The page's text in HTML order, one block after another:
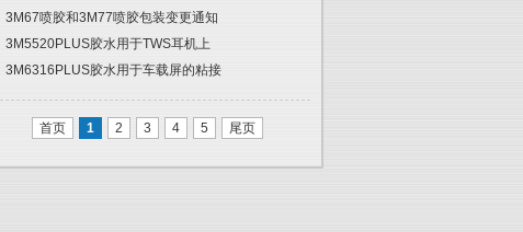
3M67喷胶和3M77喷胶包装变更通知
3M5520PLUS胶水用于TWS耳机上
3M6316PLUS胶水用于车载屏的粘接
首页 1 2 3 4 5 尾页